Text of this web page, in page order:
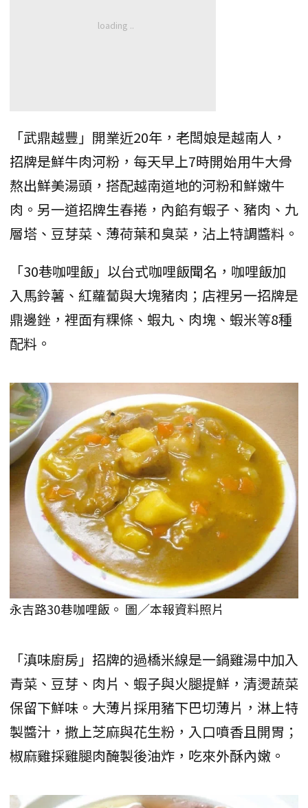
「武鼎越豐」開業近20年，老闆娘是越南人，
招牌是鮮牛肉河粉，每天早上7時開始用牛大骨
熬出鮮美湯頭，搭配越南道地的河粉和鮮嫩牛
肉。另一道招牌生春捲，內餡有蝦子、豬肉、九
層塔、豆芽菜、薄荷葉和臭菜，沾上特調醬料。
「30巷咖哩飯」以台式咖哩飯聞名，咖哩飯加
入馬鈴薯、紅蘿蔔與大塊豬肉；店裡另一招牌是
鼎邊銼，裡面有粿條、蝦丸、肉塊、蝦米等8種
配料。
永吉路30巷咖哩飯。 圖／本報資料照片
「滇味廚房」招牌的過橋米線是一鍋雞湯中加入
青菜、豆芽、肉片、蝦子與火腿提鮮，清燙蔬菜
保留下鮮味。大薄片採用豬下巴切薄片，淋上特
製醬汁，撒上芝麻與花生粉，入口噴香且開胃；
椒麻雞採雞腿肉醃製後油炸，吃來外酥內嫩。